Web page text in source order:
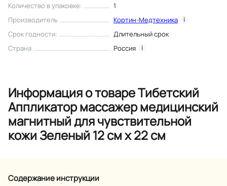
Количество в упаковке:
1
Производитель
Кортин-Медтехника i
Срок годности:
Длительный срок
Страна
Россия i
Информация о товаре Тибетский
Аппликатор массажер медицинский
магнитный для чувствительной
кожи Зеленый 12 см х 22 см
Содержание инструкции